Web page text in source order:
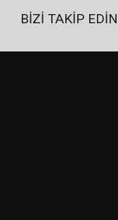
BİZİ TAKİP EDİN